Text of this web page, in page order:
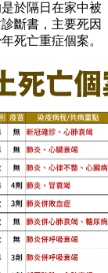
於隔日在家中被
斷書，主要死因
死亡重症個案。